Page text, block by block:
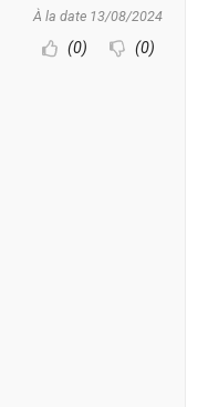
À la date 13/08/2024
(0) (0)